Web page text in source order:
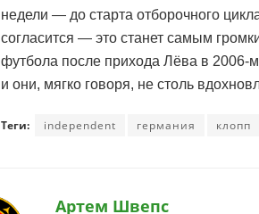
недели — до старта отборочного
согласится — это станет самым
футбола после прихода Лёва в 2006-
и они, мягко говоря, не столь
Теги: independent германия клопп
Артем Швепс